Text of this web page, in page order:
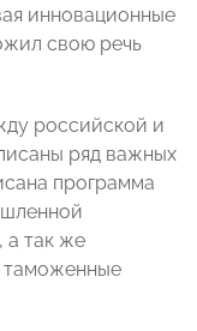
инновационные
свою речь
российской и
ряд важных
программа
а так же
таможенные